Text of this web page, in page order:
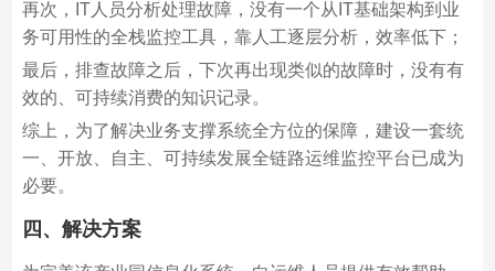
再次，IT人员分析处理故障，没有一个从IT基础架构到业
务可用性的全栈监控工具，靠人工逐层分析，效率低下；
最后，排查故障之后，下次再出现类似的故障时，没有有
效的、可持续消费的知识记录。
综上，为了解决业务支撑系统全方位的保障，建设一套统
一、开放、自主、可持续发展全链路运维监控平台已成为
必要。
四、解决方案